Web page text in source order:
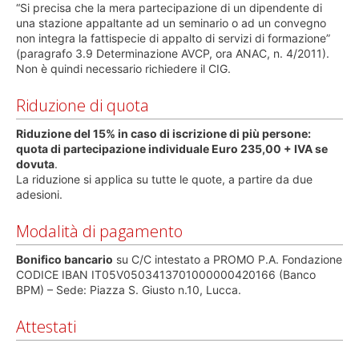
“Si precisa che la mera partecipazione di un dipendente di
una stazione appaltante ad un seminario o ad un convegno
non integra la fattispecie di appalto di servizi di formazione”
(paragrafo 3.9 Determinazione AVCP, ora ANAC, n. 4/2011).
Non è quindi necessario richiedere il CIG.
Riduzione di quota
Riduzione del 15% in caso di iscrizione di più persone:
quota di partecipazione individuale Euro 235,00 + IVA se
dovuta.
La riduzione si applica su tutte le quote, a partire da due
adesioni.
Modalità di pagamento
Bonifico bancario su C/C intestato a PROMO P.A. Fondazione
CODICE IBAN IT05V0503413701000000420166 (Banco
BPM) – Sede: Piazza S. Giusto n.10, Lucca.
Attestati